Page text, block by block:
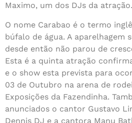
Maximo, um dos DJs da atração.
O nome Carabao é o termo
búfalo de água. A aparelhagem
desde então não parou de
Esta é a quinta atração
e o show esta prevista para
03 de Outubro na arena de
Exposições da Fazendinha.
anunciados o cantor Gustavo
Dennis DJ e a cantora Manu